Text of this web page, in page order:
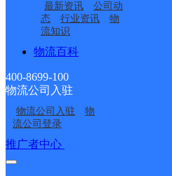
最新资讯
公司动
态
行业资讯
物
流知识
物流百科
400-8699-100
物流公司入驻
物流公司入驻
物
流公司登录
推广者中心
巧家县大寨镇合作点
ID17052
巧家县蒙姑镇合作点
ID15430
马树邮政所
老店邮政所
新店邮政所
崇溪邮政所
接口API